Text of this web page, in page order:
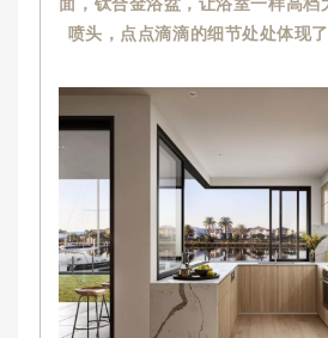
面，钛合金浴盆，让浴室一样高档
喷头，点点滴滴的细节处处体现